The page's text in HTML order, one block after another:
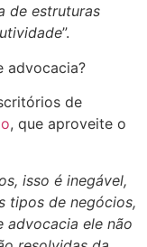
de estruturas
”.
advocacia?
de
, que aproveite o
isso é inegável,
tipos de negócios,
advocacia ele não